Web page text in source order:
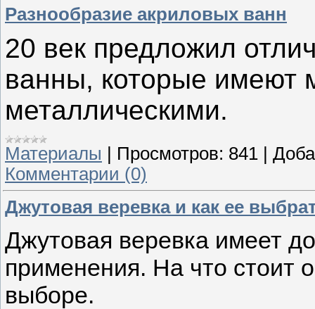
Разнообразие акриловых ванн
20 век предложил
ванны, которые имеют
металлическими.
Материалы Просмотров: 841
Комментарии (0)
Джутовая веревка и как ее
Джутовая веревка имеет
применения. На что стоит
выборе.